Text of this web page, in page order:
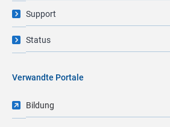
Support
Status
Verwandte Portale
Bildung